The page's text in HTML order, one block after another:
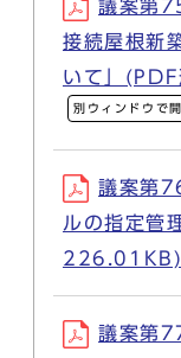
議案第
接続屋根新
いて」
別ウィンドウで
議案第
ルの指定管
226.01KB)
議案第